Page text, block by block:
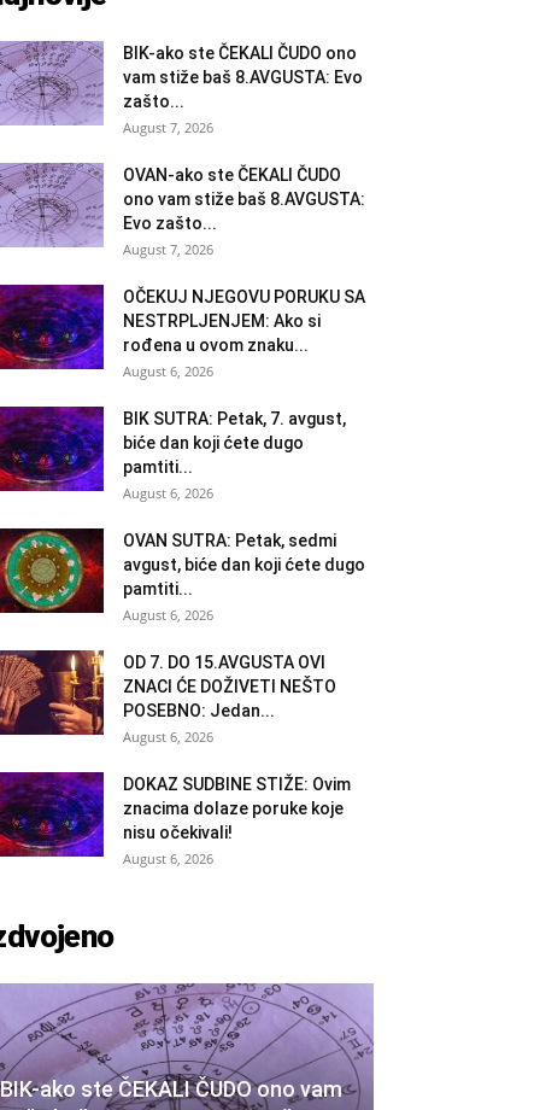
BIK-ako ste ČEKALI ČUDO ono
vam stiže baš 8.AVGUSTA: Evo
zašto...
August 7, 2026
OVAN-ako ste ČEKALI ČUDO
ono vam stiže baš 8.AVGUSTA:
Evo zašto...
August 7, 2026
OČEKUJ NJEGOVU PORUKU SA
NESTRPLJENJEM: Ako si
rođena u ovom znaku...
August 6, 2026
BIK SUTRA: Petak, 7. avgust,
biće dan koji ćete dugo
pamtiti...
August 6, 2026
OVAN SUTRA: Petak, sedmi
avgust, biće dan koji ćete dugo
pamtiti...
August 6, 2026
OD 7. DO 15.AVGUSTA OVI
ZNACI ĆE DOŽIVETI NEŠTO
POSEBNO: Jedan...
August 6, 2026
DOKAZ SUDBINE STIŽE: Ovim
znacima dolaze poruke koje
nisu očekivali!
August 6, 2026
BIK-ako ste ČEKALI ČUDO ono vam